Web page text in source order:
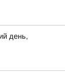
день,